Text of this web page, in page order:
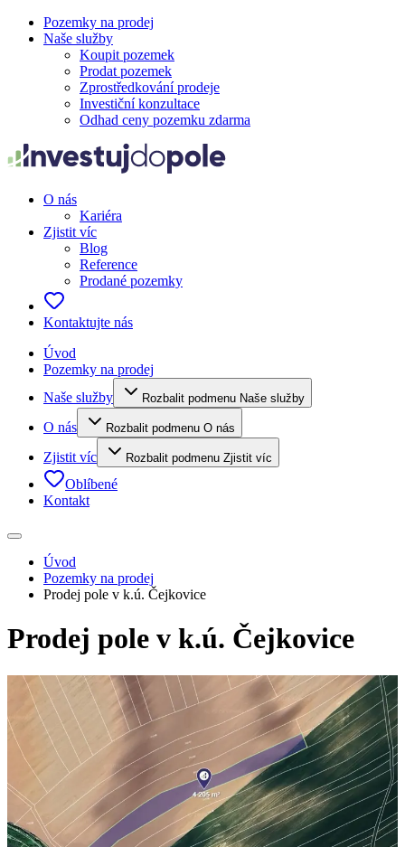
Pozemky na prodej
Naše služby
Koupit pozemek
Prodat pozemek
Zprostředkování prodeje
Investiční konzultace
Odhad ceny pozemku zdarma
O nás
Kariéra
Zjistit víc
Blog
Reference
Prodané pozemky
Kontaktujte nás
Úvod
Pozemky na prodej
Naše služby
Rozbalit podmenu Naše služby
O nás Rozbalit podmenu O nás
Zjistit víc Rozbalit podmenu Zjistit víc
Oblíbené
Kontakt
Úvod
Pozemky na prodej
Prodej pole v k.ú. Čejkovice
Prodej pole v k.ú. Čejkovice